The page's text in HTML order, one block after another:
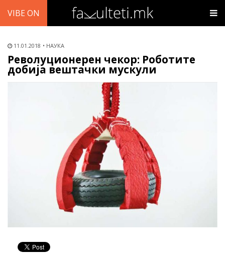
VIBE ON
11.01.2018 НАУКА
Револуционерен чекор: Роботите
добија вештачки мускули